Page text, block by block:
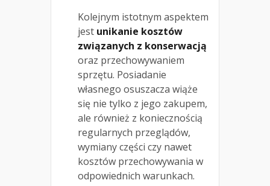
Kolejnym istotnym aspektem
jest unikanie kosztów
związanych z konserwacją
oraz przechowywaniem
sprzętu. Posiadanie
własnego osuszacza wiąże
się nie tylko z jego zakupem,
ale również z koniecznością
regularnych przeglądów,
wymiany części czy nawet
kosztów przechowywania w
odpowiednich warunkach.